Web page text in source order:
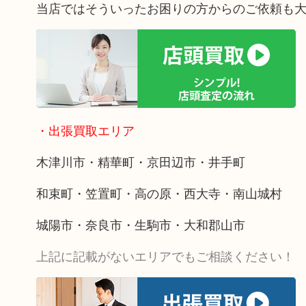
当店ではそういったお困りの方からのご依頼も大
・出張買取エリア
木津川市・精華町・京田辺市・井手町
和束町・笠置町・高の原・西大寺・南山城村
城陽市・奈良市・生駒市・大和郡山市
上記に記載がないエリアでもご相談ください！